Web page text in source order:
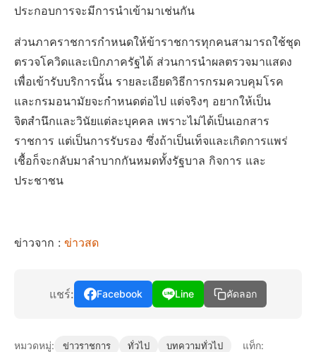
ประกอบการจะมีการนำเข้ามาเช่นกัน
ส่วนภาคราชการกำหนดให้ข้าราชการทุกคนสามารถใช้ชุด
ตรวจโควิดและเบิกภาครัฐได้ ส่วนการนำผลตรวจมาแสดง
เพื่อเข้ารับบริการนั้น รายละเอียดวิธีการกรมควบคุมโรค
และกรมอนามัยจะกำหนดต่อไป แต่จริงๆ อยากให้เป็น
จิตสำนึกและวินัยแต่ละบุคคล เพราะไม่ได้เป็นเอกสาร
ราชการ แต่เป็นการรับรอง ซึ่งถ้าเป็นเท็จและเกิดการแพร่
เชื้อก็จะกลับมาลำบากกันหมดทั้งรัฐบาล กิจการ และ
ประชาชน
ข่าวจาก : ข่าวสด
แชร์: Facebook Line คัดลอก
หมวดหมู่: ข่าวราชการ ทั่วไป บทความทั่วไป แท็ก: